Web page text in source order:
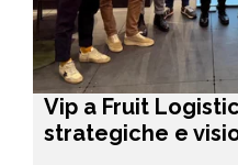
Vip a Fruit
strategiche e